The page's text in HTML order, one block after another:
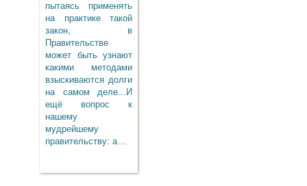
пытаясь применять
на практике такой
закон, в
Правительстве
может быть узнают
какими методами
взыскиваются долги
на самом деле...И
ещё вопрос к
нашему
мудрейшему
правительству: а…